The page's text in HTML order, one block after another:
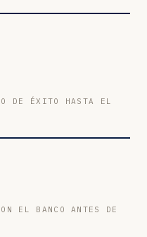
DE ÉXITO HASTA EL
EL BANCO ANTES DE